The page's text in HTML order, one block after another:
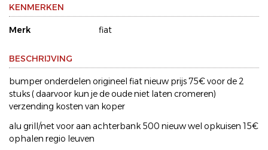
KENMERKEN
Merk fiat
BESCHRIJVING
bumper onderdelen origineel fiat nieuw prijs 75€ voor de 2
stuks ( daarvoor kun je de oude niet laten cromeren)
verzending kosten van koper
alu grill/net voor aan achterbank 500 nieuw wel opkuisen 15€
ophalen regio leuven